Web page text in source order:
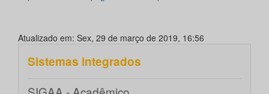
Atualizado em: Sex, 29 de março de 2019, 16:56
Sistemas integrados